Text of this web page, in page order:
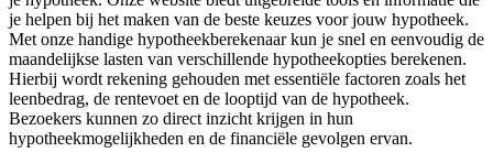
je helpen bij het maken van de beste keuzes voor jouw hypotheek.
Met onze handige hypotheekberekenaar kun je snel en eenvoudig de
maandelijkse lasten van verschillende hypotheekopties berekenen.
Hierbij wordt rekening gehouden met essentiële factoren zoals het
leenbedrag, de rentevoet en de looptijd van de hypotheek.
Bezoekers kunnen zo direct inzicht krijgen in hun
hypotheekmogelijkheden en de financiële gevolgen ervan.